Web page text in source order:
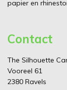
papier en
Contact
The Silhouette
Vooreel 61
2380 Ravels